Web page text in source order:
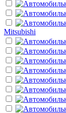
Mitsubishi